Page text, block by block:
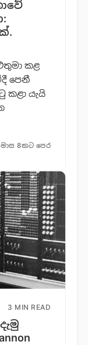
කළ
පෙනී
යැයි
මාස 8කට පෙර
3 MIN READ